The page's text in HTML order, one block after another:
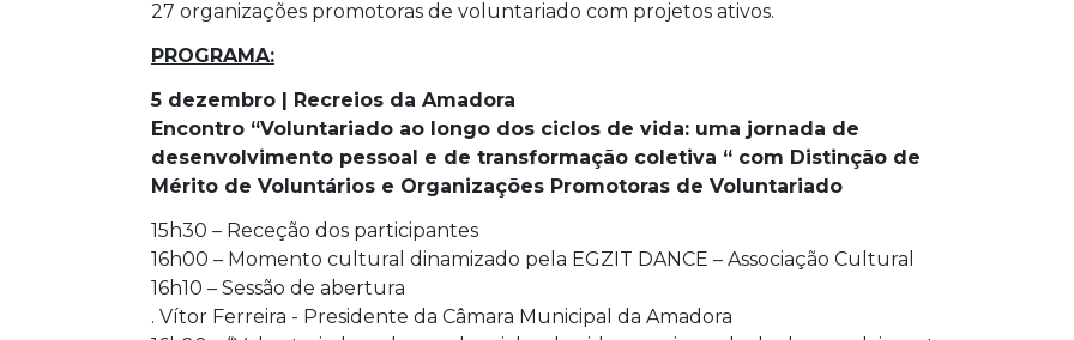
27 organizações promotoras de voluntariado com projetos ativos.
PROGRAMA:
5 dezembro | Recreios da Amadora
Encontro “Voluntariado ao longo dos ciclos de vida: uma jornada de
desenvolvimento pessoal e de transformação coletiva “ com Distinção de
Mérito de Voluntários e Organizações Promotoras de Voluntariado
15h30 – Receção dos participantes
16h00 – Momento cultural dinamizado pela EGZIT DANCE – Associação Cultural
16h10 – Sessão de abertura
. Vítor Ferreira - Presidente da Câmara Municipal da Amadora